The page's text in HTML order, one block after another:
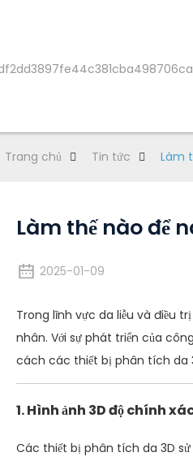
Trang chủ Tin tức Làm
Làm thế nào để
2025-01-09
Trong lĩnh vực da liễu và điều
nhân. Với sự phát triển của
cách các thiết bị phân tích da
1. Hình ảnh 3D độ chính
Các thiết bị phân tích da 3D